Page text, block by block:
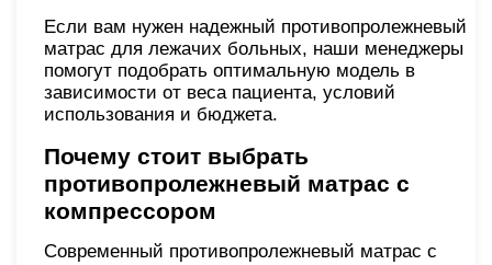
Если вам нужен надежный противопролежневый
матрас для лежачих больных, наши менеджеры
помогут подобрать оптимальную модель в
зависимости от веса пациента, условий
использования и бюджета.
Почему стоит выбрать
противопролежневый матрас с
компрессором
Современный противопролежневый матрас с